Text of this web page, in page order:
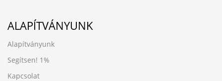
ALAPÍTVÁNYUNK
Alapítványunk
Segítsen! 1%
Kapcsolat